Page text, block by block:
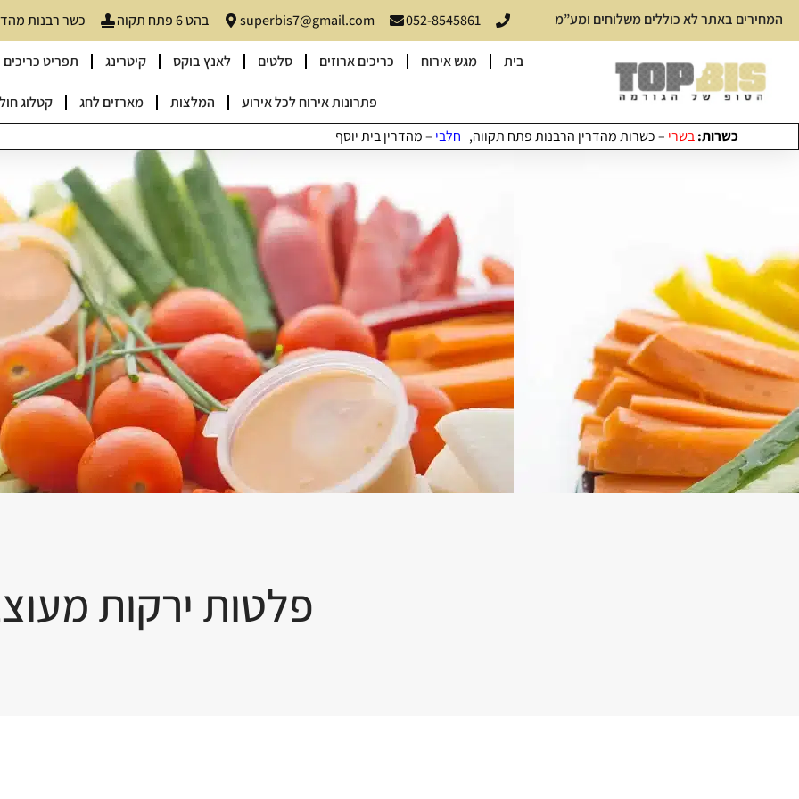
המחירים באתר לא כוללים משלוחים ומע”מ 052-8545861
superbis7@gmail.com בהט 6 פתח תקוה כשר רבנות
בית מגש אירוח כריכים ארוזים סלטים לאנץ בוקס קיטרינג תפריט כריכים
פתרונות אירוח לכל אירוע המלצות מארזים לחג
קטלוג
כשרות:בשרי – כשרות מהדרין הרבנות פתח תקווה, חלבי – מהדרין בית יוסף
פלטות ירקות